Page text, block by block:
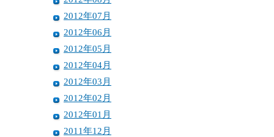
2012年07月
2012年06月
2012年05月
2012年04月
2012年03月
2012年02月
2012年01月
2011年12月